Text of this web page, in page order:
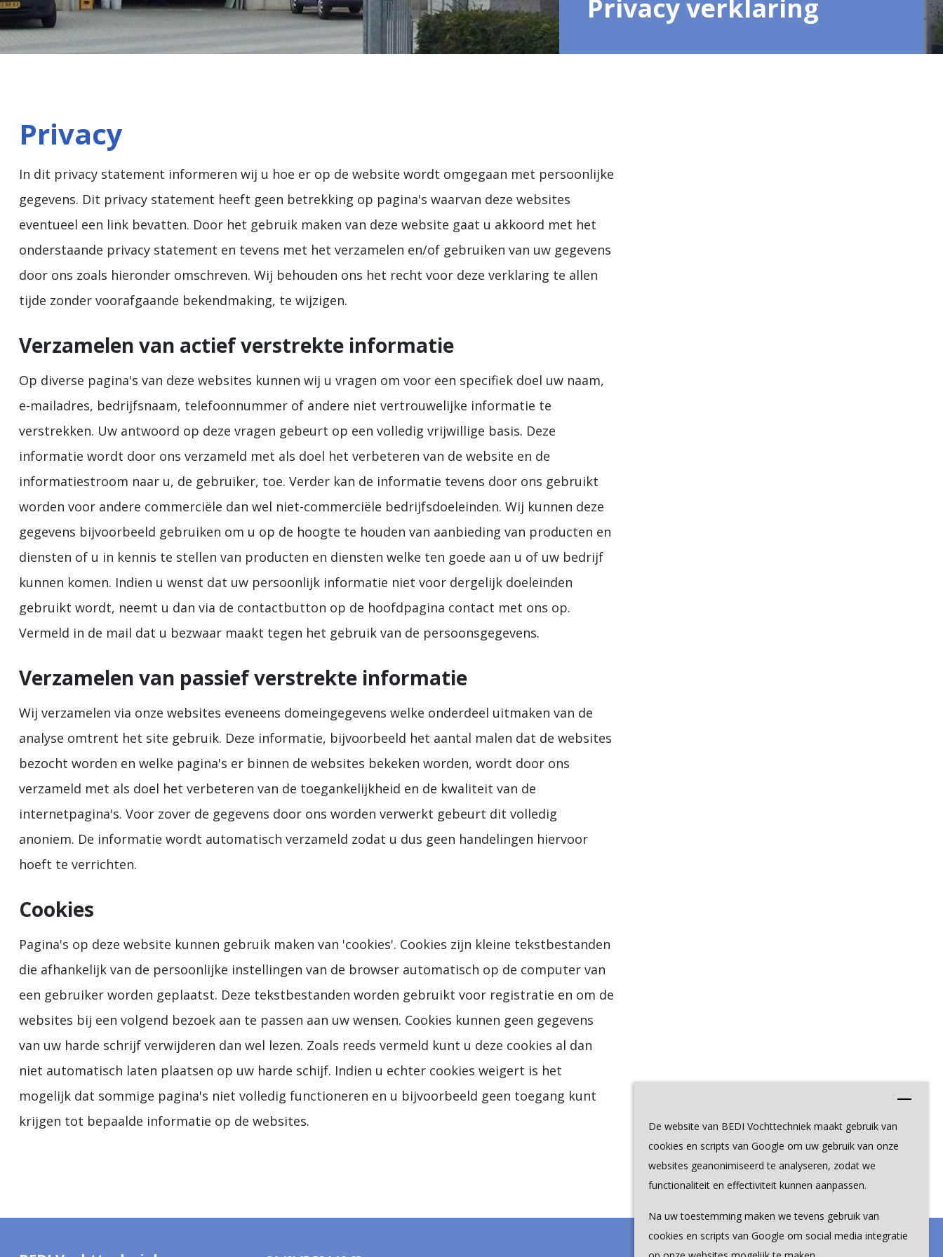
De website van BEDI Vochttechniek maakt gebruik van
cookies en scripts van Google om uw gebruik van onze
websites geanonimiseerd te analyseren, zodat we
functionaliteit en effectiviteit kunnen aanpassen.
Na uw toestemming maken we tevens gebruik van
cookies en scripts van Google om social media integratie
Privacy verklaring
Privacy
In dit privacy statement informeren wij u hoe er op de website wordt omgegaan met persoonlijke
gegevens. Dit privacy statement heeft geen betrekking op pagina's waarvan deze websites
eventueel een link bevatten. Door het gebruik maken van deze website gaat u akkoord met het
onderstaande privacy statement en tevens met het verzamelen en/of gebruiken van uw gegevens
door ons zoals hieronder omschreven. Wij behouden ons het recht voor deze verklaring te allen
tijde zonder voorafgaande bekendmaking, te wijzigen.
Verzamelen van actief verstrekte informatie
Op diverse pagina's van deze websites kunnen wij u vragen om voor een specifiek doel uw naam,
e-mailadres, bedrijfsnaam, telefoonnummer of andere niet vertrouwelijke informatie te
verstrekken. Uw antwoord op deze vragen gebeurt op een volledig vrijwillige basis. Deze
informatie wordt door ons verzameld met als doel het verbeteren van de website en de
informatiestroom naar u, de gebruiker, toe. Verder kan de informatie tevens door ons gebruikt
worden voor andere commerciële dan wel niet-commerciële bedrijfsdoeleinden. Wij kunnen deze
gegevens bijvoorbeeld gebruiken om u op de hoogte te houden van aanbieding van producten en
diensten of u in kennis te stellen van producten en diensten welke ten goede aan u of uw bedrijf
kunnen komen. Indien u wenst dat uw persoonlijk informatie niet voor dergelijk doeleinden
gebruikt wordt, neemt u dan via de contactbutton op de hoofdpagina contact met ons op.
Vermeld in de mail dat u bezwaar maakt tegen het gebruik van de persoonsgegevens.
Verzamelen van passief verstrekte informatie
Wij verzamelen via onze websites eveneens domeingegevens welke onderdeel uitmaken van de
analyse omtrent het site gebruik. Deze informatie, bijvoorbeeld het aantal malen dat de websites
bezocht worden en welke pagina's er binnen de websites bekeken worden, wordt door ons
verzameld met als doel het verbeteren van de toegankelijkheid en de kwaliteit van de
internetpagina's. Voor zover de gegevens door ons worden verwerkt gebeurt dit volledig
anoniem. De informatie wordt automatisch verzameld zodat u dus geen handelingen hiervoor
hoeft te verrichten.
Cookies
Pagina's op deze website kunnen gebruik maken van 'cookies'. Cookies zijn kleine tekstbestanden
die afhankelijk van de persoonlijke instellingen van de browser automatisch op de computer van
een gebruiker worden geplaatst. Deze tekstbestanden worden gebruikt voor registratie en om de
websites bij een volgend bezoek aan te passen aan uw wensen. Cookies kunnen geen gegevens
van uw harde schrijf verwijderen dan wel lezen. Zoals reeds vermeld kunt u deze cookies al dan
niet automatisch laten plaatsen op uw harde schijf. Indien u echter cookies weigert is het
mogelijk dat sommige pagina's niet volledig functioneren en u bijvoorbeeld geen toegang kunt
krijgen tot bepaalde informatie op de websites.